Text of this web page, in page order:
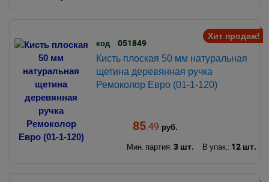
Хит продаж!
код 051849
Кисть плоская 50 мм натуральная
щетина деревянная ручка
Ремоколор Евро (01-1-120)
85.49 руб.
Мин. партия: 3 шт. В упак.: 12 шт.